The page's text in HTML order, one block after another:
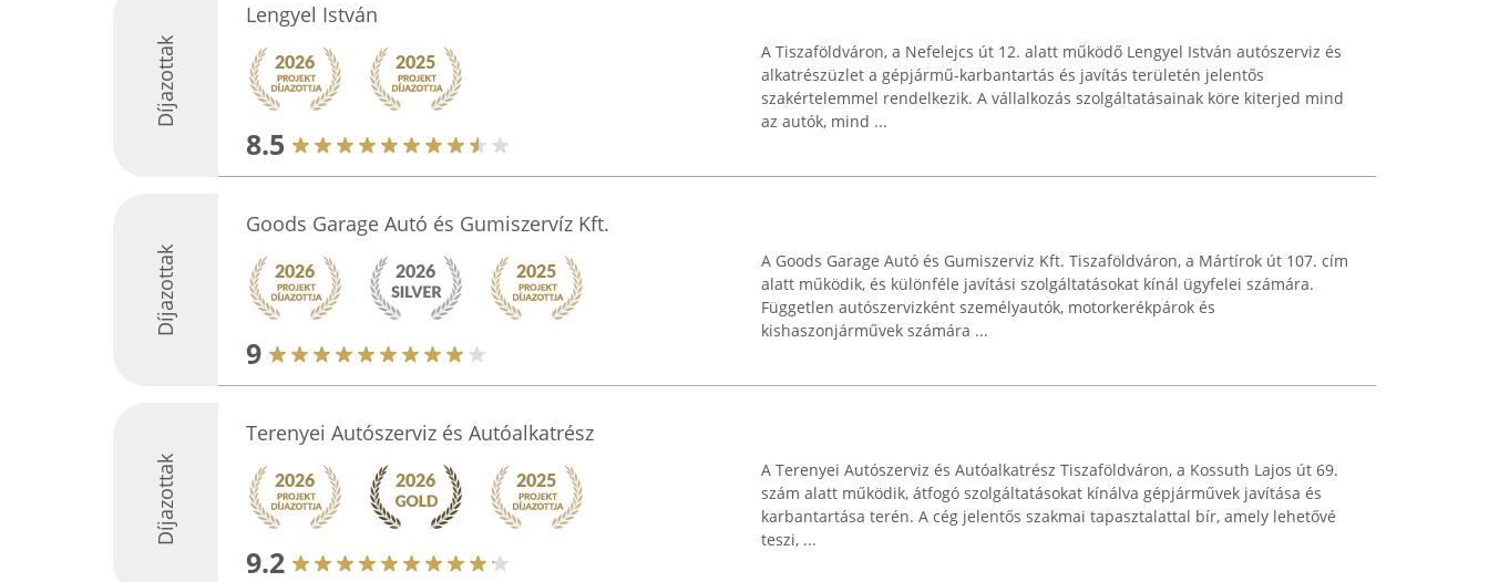
Díjazottak
Lengyel István
8.5
A Tiszaföldváron, a Nefelejcs út 12. alatt működő Lengyel István autószerviz és
alkatrészüzlet a gépjármű-karbantartás és javítás területén jelentős
szakértelemmel rendelkezik. A vállalkozás szolgáltatásainak köre kiterjed mind
az autók, mind ...
Díjazottak
Goods Garage Autó és Gumiszervíz Kft.
9
A Goods Garage Autó és Gumiszerviz Kft. Tiszaföldváron, a Mártírok út 107. cím
alatt működik, és különféle javítási szolgáltatásokat kínál ügyfelei számára.
Független autószervizként személyautók, motorkerékpárok és
kishaszonjárművek számára ...
Díjazottak
Terenyei Autószerviz és Autóalkatrész
9.2
A Terenyei Autószerviz és Autóalkatrész Tiszaföldváron, a Kossuth Lajos út 69.
szám alatt működik, átfogó szolgáltatásokat kínálva gépjárművek javítása és
karbantartása terén. A cég jelentős szakmai tapasztalattal bír, amely lehetővé
teszi, ...